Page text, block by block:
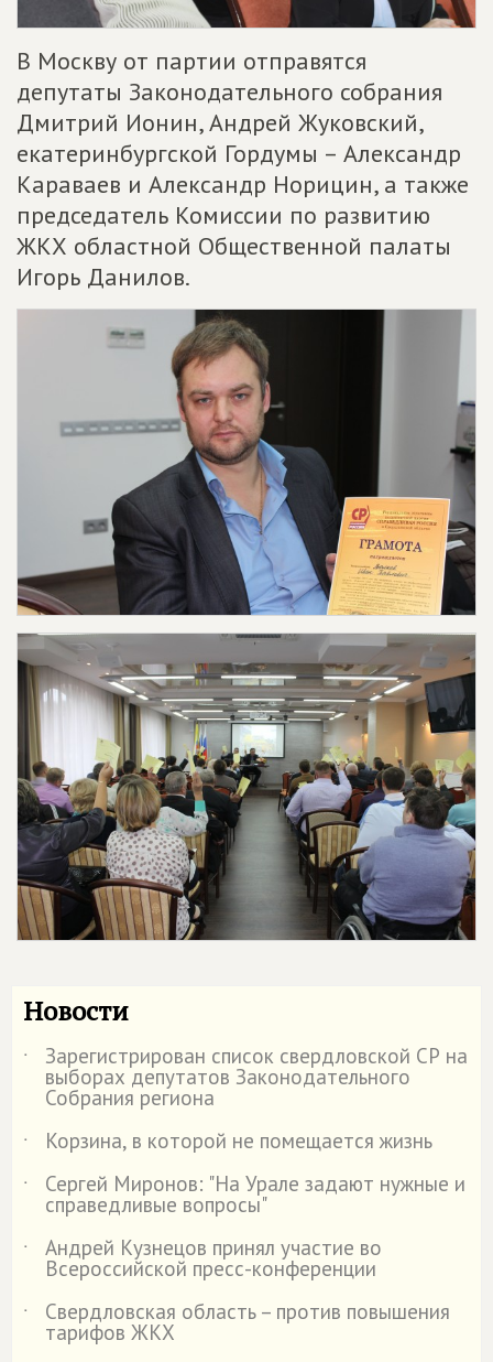
В Москву от партии отправятся
депутаты Законодательного собрания
Дмитрий Ионин, Андрей Жуковский,
екатеринбургской Гордумы – Александр
Караваев и Александр Норицин, а также
председатель Комиссии по развитию
ЖКХ областной Общественной палаты
Игорь Данилов.
Новости
˙ Зарегистрирован список свердловской СР на
выборах депутатов Законодательного
Собрания региона
˙
Корзина, в которой не помещается жизнь
˙
Сергей Миронов: "На Урале задают нужные и
справедливые вопросы"
˙
Андрей Кузнецов принял участие во
Всероссийской пресс-конференции
˙
Свердловская область – против повышения
тарифов ЖКХ